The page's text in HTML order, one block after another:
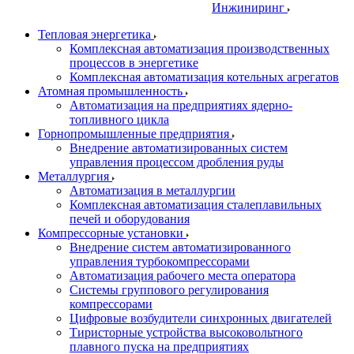
Инжиниринг
Тепловая энергетика
Комплексная автоматизация производственных
процессов в энергетике
Комплексная автоматизация котельных агрегатов
Атомная промышленность
Автоматизация на предприятиях ядерно-
топливного цикла
Горнопромышленные предприятия
Внедрение автоматизированных систем
управления процессом дробления руды
Металлургия
Автоматизация в металлургии
Комплексная автоматизация сталеплавильных
печей и оборудования
Компрессорные установки
Внедрение систем автоматизированного
управления турбокомпрессорами
Автоматизация рабочего места оператора
Системы группового регулирования
компрессорами
Цифровые возбудители синхронных двигателей
Тиристорные устройства высоковольтного
плавного пуска на предприятиях